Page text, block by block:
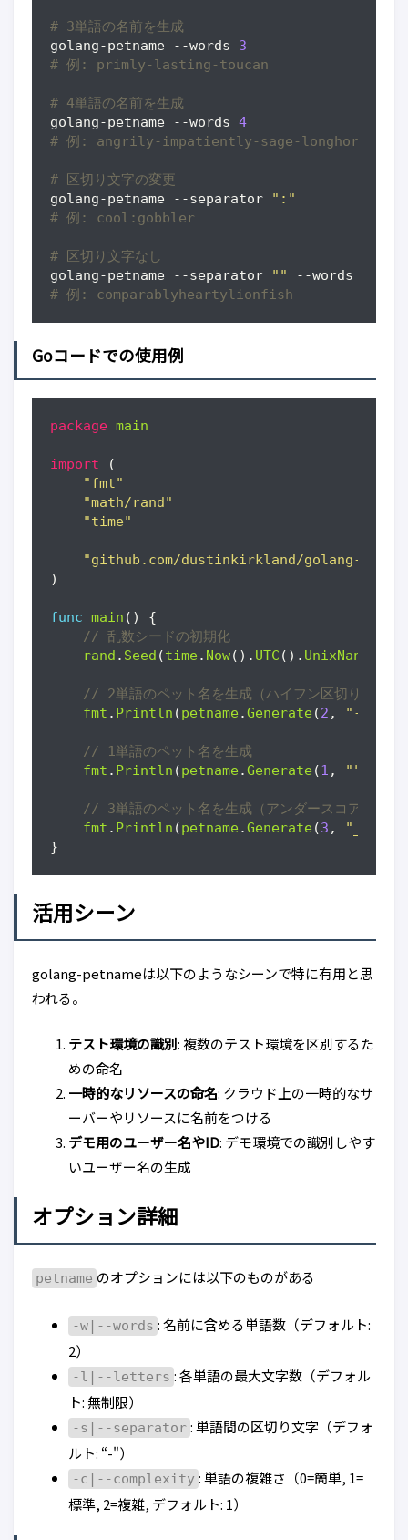
# 3単語の名前を生成
golang-petname --words 3
# 例: primly-lasting-toucan
# 4単語の名前を生成
golang-petname --words 4
# 例: angrily-impatiently-sage-longhorn
# 区切り文字の変更
golang-petname --separator
":"
# 例: cool:gobbler
# 区切り文字なし
golang-petname --separator
"" --words
# 例: comparablyheartylionfish
Goコードでの使用例
package main
import
(
"fmt"
"math/rand"
"time"
"github.com/dustinkirkland/golang-
)
func main ()
{
// 乱数シードの初期化
rand . Seed (time . Now(). UTC (). UnixNano
// 2単語のペット名を生成（ハイフン区切り）
fmt . Println (petname .Generate (2 , "-"
// 1単語のペット名を生成
fmt . Println (petname .Generate (1 , ""
// 3単語のペット名を生成（アンダースコア区切り
fmt . Println (petname .Generate (3 , "_"
}
活用シーン
golang-petnameは以下のようなシーンで特に有用と思
われる。
テスト環境の識別: 複数のテスト環境を区別するた
めの命名
一時的なリソースの命名: クラウド上の一時的なサ
ーバーやリソースに名前をつける
デモ用のユーザー名やID: デモ環境での識別しやす
いユーザー名の生成
オプション詳細
petname のオプションには以下のものがある
-w|--words : 名前に含める単語数（デフォルト:
2）
-l|--letters : 各単語の最大文字数（デフォル
ト: 無制限）
-s|--separator : 単語間の区切り文字（デフォ
ルト: “-"）
-c|--complexity : 単語の複雑さ（0=簡単, 1=
標準, 2=複雑, デフォルト: 1）